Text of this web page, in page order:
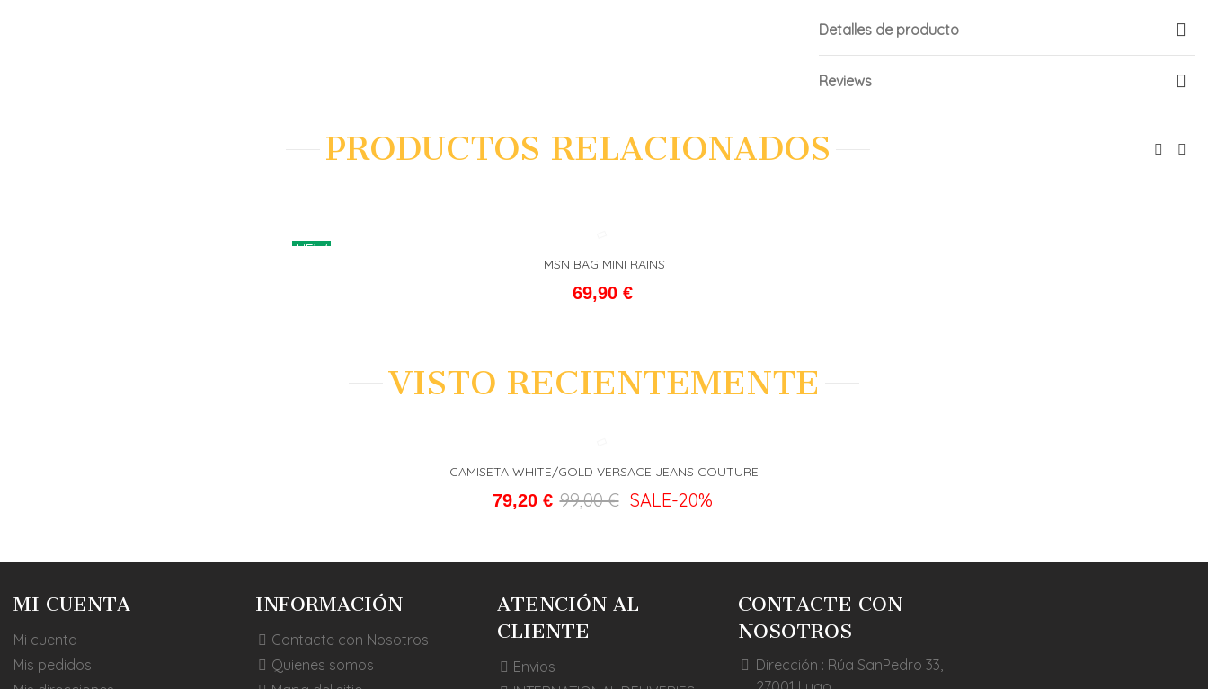
Detalles de producto
Reviews
PRODUCTOS RELACIONADOS
NEW
FAVORITO
MSN BAG MINI RAINS
69,90 €
VISTO RECIENTEMENTE
AÑADIR AL CARRITO FAVORITO
CAMISETA WHITE/GOLD VERSACE JEANS COUTURE
79,20 € 99,00 € SALE-20%
MI CUENTA
Mi cuenta
Mis pedidos
INFORMACIÓN
Contacte con Nosotros
Quienes somos
ATENCIÓN AL
CLIENTE
Envios
CONTACTE CON
NOSOTROS
Dirección : Rúa SanPedro 33,